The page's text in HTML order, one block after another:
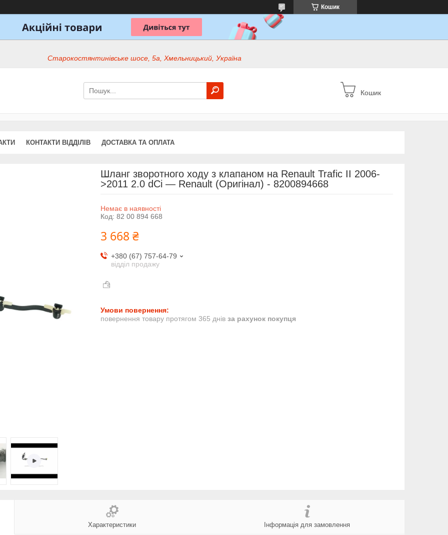
Кошик
Старокостянтинівське шосе, 5а, Хмельницький, Україна
Кошик
КОНТАКТИ ВІДДІЛІВ ДОСТАВКА ТА ОПЛАТА
Шланг зворотного ходу з клапаном на Renault Trafic II 2006-
>2011 2.0 dCi — Renault (Оригінал) - 8200894668
Немає в наявності
Код: 82 00 894 668
3 668 ₴
+380 (67) 757-64-79
відділ продажу
повернення товару протягом 365 днів за рахунок покупця
Характеристики Інформація для замовлення